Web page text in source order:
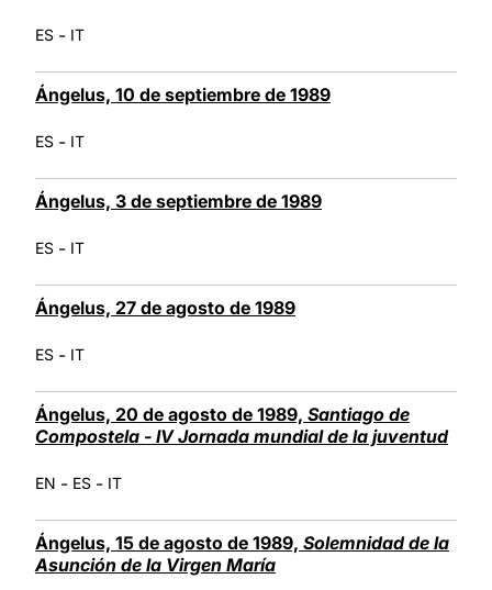
ES - IT
Ángelus, 10 de septiembre de 1989
ES - IT
Ángelus, 3 de septiembre de 1989
ES - IT
Ángelus, 27 de agosto de 1989
ES - IT
Ángelus, 20 de agosto de 1989, Santiago de
Compostela - IV Jornada mundial de la juventud
EN - ES - IT
Ángelus, 15 de agosto de 1989, Solemnidad de la
Asunción de la Virgen María